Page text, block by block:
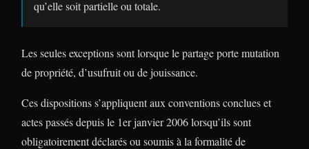
qu’elle soit partielle ou totale.
Les seules exceptions sont lorsque le partage porte mutation
de propriété, d’usufruit ou de jouissance.
Ces dispositions s’appliquent aux conventions conclues et
actes passés depuis le 1er janvier 2006 lorsqu’ils sont
obligatoirement déclarés ou soumis à la formalité de